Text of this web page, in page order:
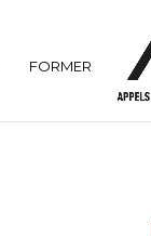
FORMER